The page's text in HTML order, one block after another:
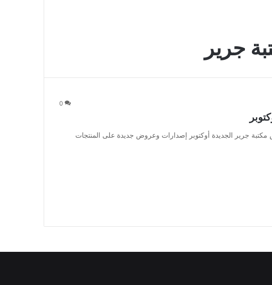
جرير
0
جرير الجديدة أوكتوبر إصدارات وعروض جديدة على المنتجات